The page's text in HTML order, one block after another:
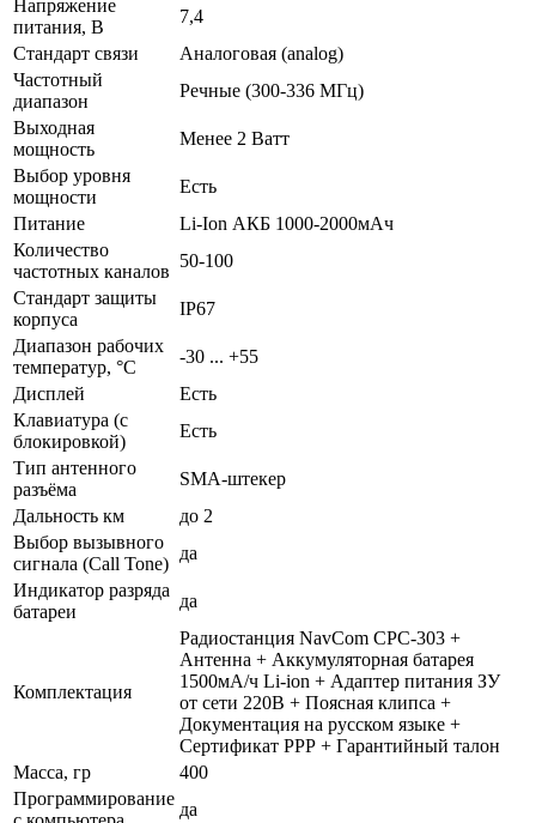
Напряжение
питания, В
7,4
Стандарт связи
Аналоговая (analog)
Частотный
диапазон
Речные (300-336 МГц)
Выходная
мощность
Менее 2 Ватт
Выбор уровня
мощности
Есть
Питание
Li-Ion АКБ 1000-2000мАч
Количество
частотных каналов
50-100
Стандарт защиты
корпуса
IP67
Диапазон рабочих
температур, °С
-30 ... +55
Дисплей
Есть
Клавиатура (с
блокировкой)
Есть
Тип антенного
разъёма
SMA-штекер
Дальность км
до 2
Выбор вызывного
сигнала (Call Tone)
да
Индикатор разряда
батареи
да
Комплектация
Радиостанция NavCom СРС-303 +
Антенна + Аккумуляторная батарея
1500мА/ч Li-ion + Адаптер питания ЗУ
от сети 220В + Поясная клипса +
Документация на русском языке +
Сертификат РРР + Гарантийный талон
Масса, гр
400
Программирование
да